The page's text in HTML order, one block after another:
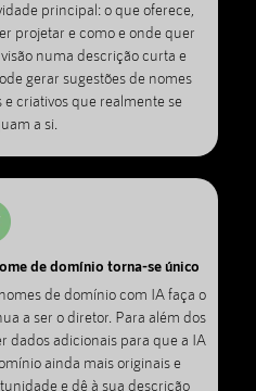
principal: o que oferece,
projetar e como e onde quer
numa descrição curta e
gerar sugestões de nomes
criativos que realmente se
a si.
de domínio torna-se único
de domínio com IA faça o
a ser o diretor. Para além dos
dados adicionais para que a IA
ainda mais originais e
e dê à sua descrição